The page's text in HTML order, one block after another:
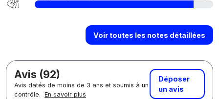
Voir toutes les notes détaillées
Avis (92)
Avis datés de moins de 3 ans et soumis à un
contrôle. En savoir plus
Déposer
un avis